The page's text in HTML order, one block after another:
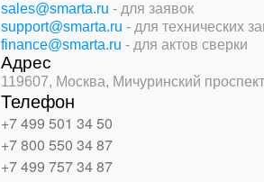
sales@smarta.ru - для заявок
support@smarta.ru - для технических
finance@smarta.ru - для актов сверки
Адрес
119607, Москва, Мичуринский
Телефон
+7 499 501 34 50
+7 800 550 34 87
+7 499 757 34 87